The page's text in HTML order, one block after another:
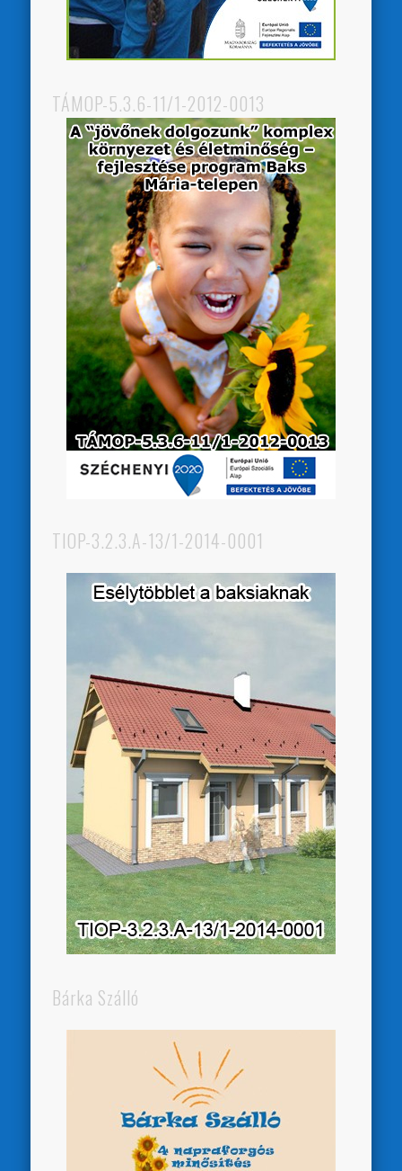
TÁMOP-5.3.6-11/1-2012-0013
TIOP-3.2.3.A-13/1-2014-0001
Bárka Szálló